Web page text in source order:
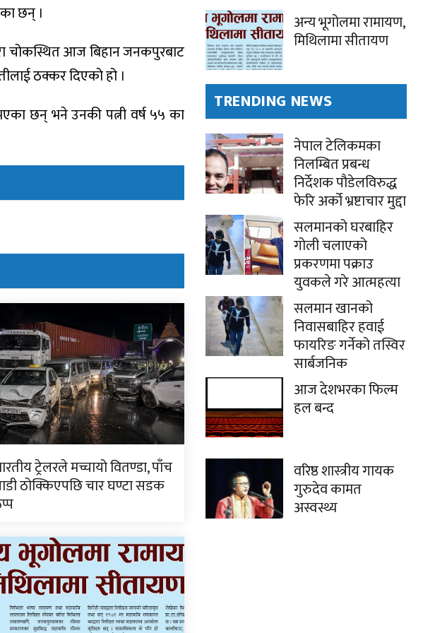
छन् ।
चोकस्थित आज बिहान जनकपुरबाट
ठक्कर दिएको हो ।
छन् भने उनकी पत्नी वर्ष ५५ का
ट्रेलरले मच्चायो वितण्डा, पाँच
ठोक्किएपछि चार घण्टा सडक
अन्य भूगोलमा रामायण,
मिथिलामा सीतायण
TRENDING NEWS
नेपाल टेलिकमका
निलम्बित प्रबन्ध
निर्देशक पौडेलविरुद्ध
फेरि अर्को भ्रष्टाचार मुद्दा
सलमानको घरबाहिर
गोली चलाएको
प्रकरणमा पक्राउ
युवकले गरे आत्महत्या
सलमान खानको
निवासबाहिर हवाई
फायरिङ गर्नेको तस्विर
सार्बजनिक
आज देशभरका फिल्म
हल बन्द
वरिष्ठ शास्त्रीय गायक
गुरुदेव कामत
अस्वस्थ्य